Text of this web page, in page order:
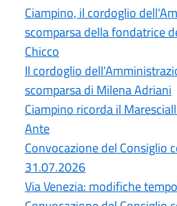
Ciampino, il cordoglio
scomparsa della fondatrice
Chicco
Il cordoglio
scomparsa di Milena Adriani
Ciampino ricorda il
Ante
Convocazione del Consiglio
31.07.2026
Via Venezia: modifiche